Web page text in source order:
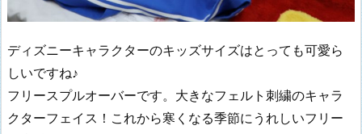
ディズニーキャラクターのキッズサイズはとっても可愛ら
しいですね♪
フリースプルオーバーです。大きなフェルト刺繍のキャラ
クターフェイス！これから寒くなる季節にうれしいフリー